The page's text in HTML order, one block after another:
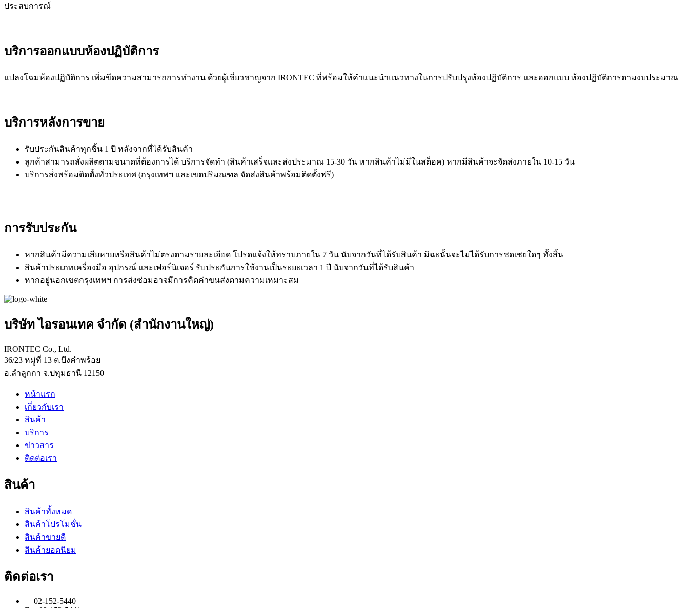
ประสบการณ์
บริการออกแบบห้องปฏิบัติการ
แปลงโฉมห้องปฏิบัติการ เพิ่มขีดความสามารถการทำงาน ด้วยผู้เชี่ยวชาญจาก IRONTEC ที่พร้อมให้คำแนะนำแนวทางในการปรับปรุงห้องปฏิบัติการ และออกแบบ ห้องปฏิบัติการตามงบประมาณ
บริการหลังการขาย
รับประกันสินค้าทุกชิ้น 1 ปี หลังจากที่ได้รับสินค้า
ลูกค้าสามารถสั่งผลิตตามขนาดที่ต้องการได้ บริการจัดทำ (สินค้าเสร็จเเละส่งประมาณ 15-30 วัน หากสินค้าไม่มีในสต็อค) หากมีสินค้าจะจัดส่งภายใน 10-15 วัน
บริการส่่งพร้อมติดตั้งทั่วประเทศ (กรุงเทพฯ เเละเขตปริมณฑล จัดส่งสินค้าพร้อมติดตั้งฟรี)
การรับประกัน
หากสินค้ามีความเสียหายหรือสินค้าไม่ตรงตามรายละเอียด โปรดแจ้งให้ทราบภายใน 7 วัน นับจากวันที่ได้รับสินค้า มิฉะนั้นจะไม่ได้รับการชดเชยใดๆ ทั้งสิ้น
สินค้าประเภทเครื่องมือ อุปกรณ์ และเฟอร์นิเจอร์ รับประกันการใช้งานเป็นระยะเวลา 1 ปี นับจากวันที่ได้รับสินค้า
หากอยู่นอกเขตกรุงเทพฯ การส่งซ่อมอาจมีการคิดค่าขนส่งตามความเหมาะสม
บริษัท ไอรอนเทค จำกัด (สำนักงานใหญ่)
IRONTEC Co., Ltd.
36/23 หมู่ที่ 13 ต.บึงคำพร้อย
อ.ลำลูกกา จ.ปทุมธานี 12150
หน้าแรก
เกี่ยวกับเรา
สินค้า
บริการ
ข่าวสาร
ติดต่อเรา
สินค้า
สินค้าทั้งหมด
สินค้าโปรโมชั่น
สินค้าขายดี
สินค้ายอดนิยม
ติดต่อเรา
02-152-5440